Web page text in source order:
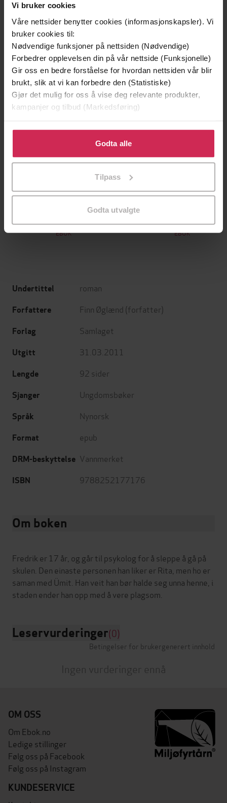
Vi bruker cookies
Våre nettsider benytter cookies (informasjonskapsler). Vi
bruker cookies til:
Nødvendige funksjoner på nettsiden (Nødvendige)
Forbedrer opplevelsen din på vår nettside (Funksjonelle)
Gir oss en bedre forståelse for hvordan nettsiden vår blir
brukt, slik at vi kan forbedre den (Statistiske)
Gjør det mulig for oss å vise deg relevante produkter,
kampanjer og tilbud (Markedsføring)
Klikk på «Godta alle» for å gi oss ditt samtykke til å
bruke cookies for alle disse formålene. Du kan også
tilpasse ditt samtykke til spesifikke formål ved å klikke
Godta alle
Tilpass
Godta utvalgte
Andre har også kjøpt
Premium
Vinner av Rivertonprisen
199,-
EBOK
Premium
Første gang på tilbud
349,-
EBOK
Undertittel roman
Forfattere Finn Øglænd (forfatter)
Forlag Samlaget
Utgitt 31.03.2011
Lengde 92 sider
Sjanger Ungdomsbøker
Språk Nynorsk
Format epub
DRM-beskyttelse Vannmerket
ISBN 9788252177176
Om boken
Fredrik er 17 år, og går til psykolog for å sleppe å gå på
skulen. Den einaste personen han liker er Rita, men ho er
saman med Ümit. Han veit han bør halde seg unna henne, i
Leservurderinger(0)
Betingelser for brukergenerert innhold
Ingen vurderinger ennå
OM OSS
Om Ebok.no
Ledige stillinger
Følg oss på Facebook
Følg oss på Instagram
KUNDESERVICE